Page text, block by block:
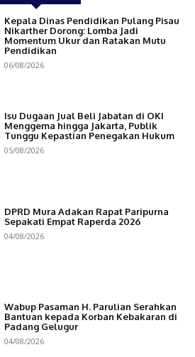
Kepala Dinas Pendidikan Pulang Pisau
Nikarther Dorong: Lomba Jadi
Momentum Ukur dan Ratakan Mutu
Pendidikan
06/08/2026
Isu Dugaan Jual Beli Jabatan di OKI
Menggema hingga Jakarta, Publik
Tunggu Kepastian Penegakan Hukum
05/08/2026
DPRD Mura Adakan Rapat Paripurna
Sepakati Empat Raperda 2026
04/08/2026
Wabup Pasaman H. Parulian Serahkan
Bantuan kepada Korban Kebakaran di
Padang Gelugur
04/08/2026